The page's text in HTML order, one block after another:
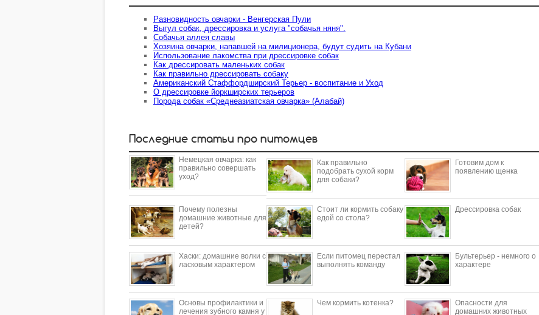
Разновидность овчарки - Венгерская Пули
Выгул собак, дрессировка и услуга "собачья няня".
Собачья аллея славы
Хозяина овчарки, напавшей на милиционера, будут судить на Кубани
Использование лакомства при дрессировке собак
Как дрессировать маленьких собак
Как правильно дрессировать собаку
Американский Стаффордширский Терьер - воспитание и Уход
О дрессировке йоркширских терьеров
Порода собак «Среднеазиатская овчарка» (Алабай)
Последние статьи про питомцев
Немецкая овчарка: как
правильно совершать
уход?
Как правильно
подобрать сухой корм
для собаки?
Готовим дом к
появлению щенка
Почему полезны
домашние животные для
детей?
Стоит ли кормить собаку
едой со стола?
Дрессировка собак
​Хаски: домашние волки с
ласковым характером
Если питомец перестал
выполнять команду
Бультерьер - немного о
характере
Основы профилактики и
лечения зубного камня у
Чем кормить котенка?
Опасности для
домашних животных